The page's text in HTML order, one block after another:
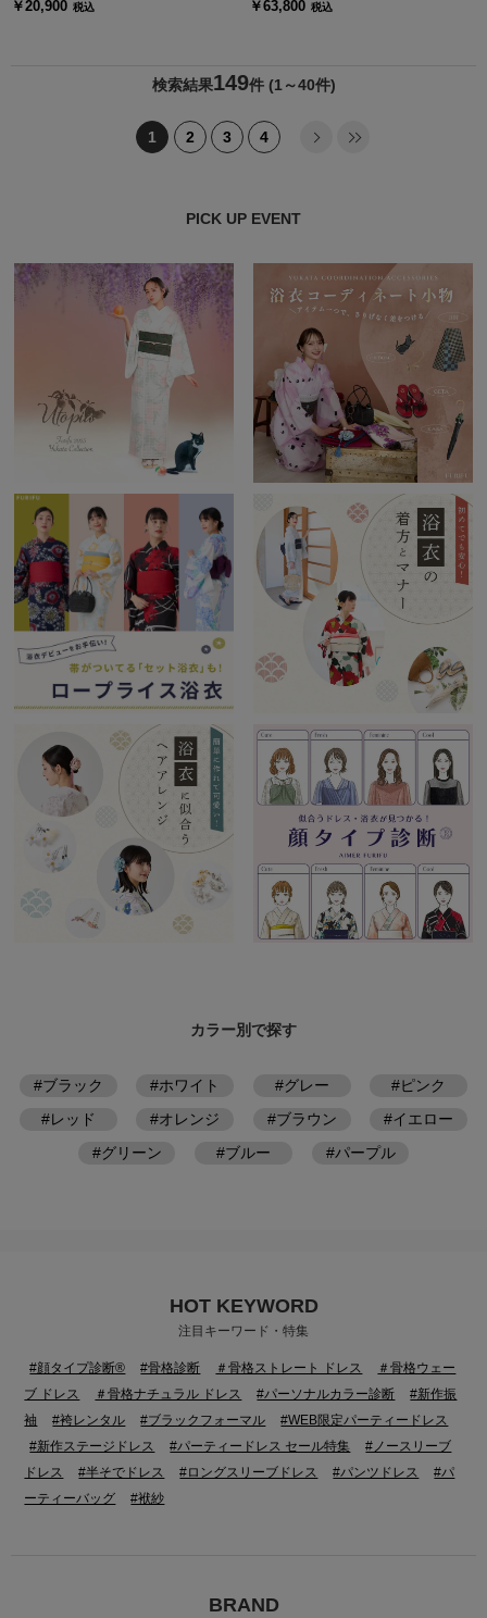
￥20,900 税込 ￥63,800 税込
検索結果149件 (1～40件)
1 2 3 4
PICK UP EVENT
カラー別で探す
#ブラック #ホワイト #グレー
#ピンク
#レッド
#オレンジ #ブラウン
#イエロー
#グリーン
#ブルー #パープル
HOT KEYWORD
注目キーワード・特集
#顔タイプ診断® #骨格診断 ＃骨格ストレート ドレス
＃骨格ウェー
ブ ドレス
＃骨格ナチュラル ドレス #パーソナルカラー診断
#新作振
袖
#袴レンタル #ブラックフォーマル
#WEB限定パーティードレス
#新作ステージドレス
#パーティードレス セール特集
#ノースリーブ
ドレス
#半そでドレス #ロングスリーブドレス #パンツドレス
#パ
ーティーバッグ
#袱紗
BRAND